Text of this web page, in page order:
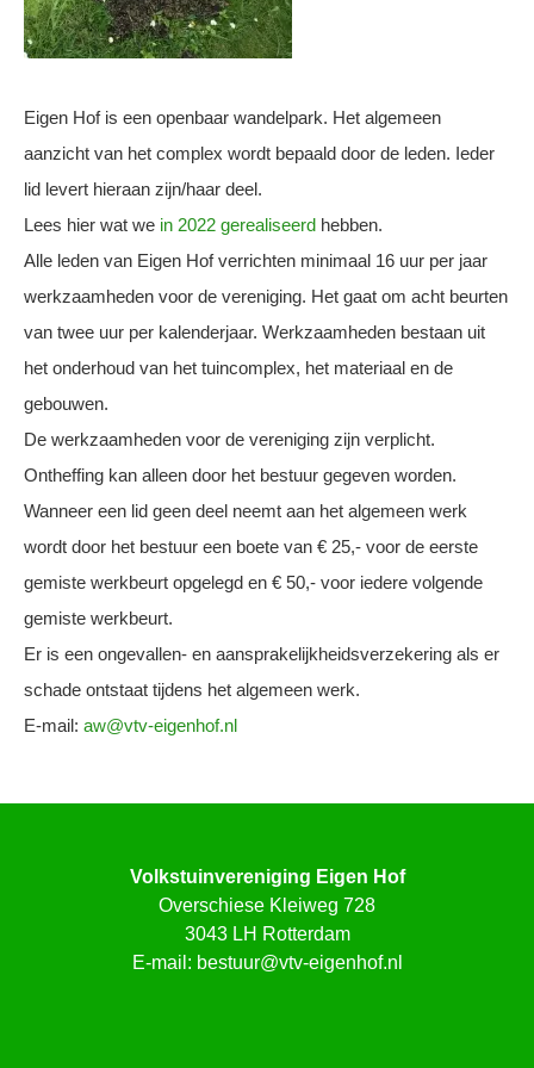
Eigen Hof is een openbaar wandelpark. Het algemeen
aanzicht van het complex wordt bepaald door de leden. Ieder
lid levert hieraan zijn/haar deel.
Lees hier wat we in 2022 gerealiseerd hebben.
Alle leden van Eigen Hof verrichten minimaal 16 uur per jaar
werkzaamheden voor de vereniging. Het gaat om acht beurten
van twee uur per kalenderjaar. Werkzaamheden bestaan uit
het onderhoud van het tuincomplex, het materiaal en de
gebouwen.
De werkzaamheden voor de vereniging zijn verplicht.
Ontheffing kan alleen door het bestuur gegeven worden.
Wanneer een lid geen deel neemt aan het algemeen werk
wordt door het bestuur een boete van € 25,- voor de eerste
gemiste werkbeurt opgelegd en € 50,- voor iedere volgende
gemiste werkbeurt.
Er is een ongevallen- en aansprakelijkheidsverzekering als er
schade ontstaat tijdens het algemeen werk.
E-mail: aw@vtv-eigenhof.nl
Volkstuinvereniging Eigen Hof
Overschiese Kleiweg 728
3043 LH Rotterdam
E-mail: bestuur@vtv-eigenhof.nl